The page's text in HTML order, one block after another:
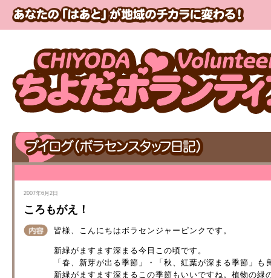
2007年6月2日
ころもがえ！
皆様、こんにちはボラセンジャーピンクです。
新緑がますます深まる今日この頃です。
「春、新芽が出る季節」・「秋、紅葉が深まる季節」も
新緑がますます深まるこの季節もいいですね。植物の緑